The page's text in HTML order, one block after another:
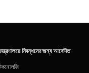
নিবন্ধনের জন্য আবেদিত